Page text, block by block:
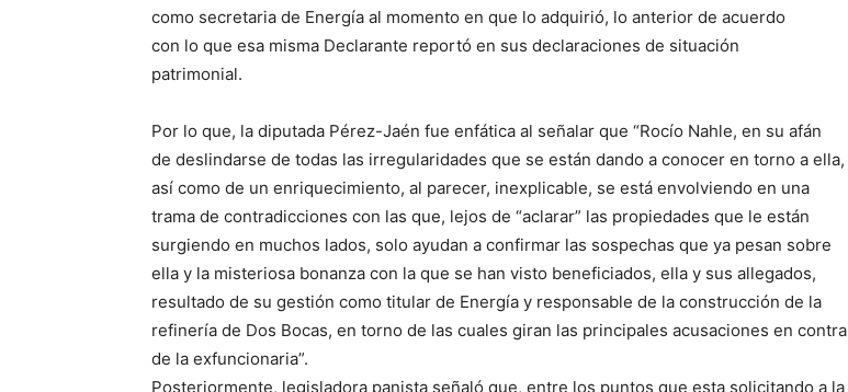
como secretaria de Energía al momento en que lo adquirió, lo anterior de acuerdo
con lo que esa misma Declarante reportó en sus declaraciones de situación
patrimonial.
Por lo que, la diputada Pérez-Jaén fue enfática al señalar que “Rocío Nahle, en su afán
de deslindarse de todas las irregularidades que se están dando a conocer en torno a ella,
así como de un enriquecimiento, al parecer, inexplicable, se está envolviendo en una
trama de contradicciones con las que, lejos de “aclarar” las propiedades que le están
surgiendo en muchos lados, solo ayudan a confirmar las sospechas que ya pesan sobre
ella y la misteriosa bonanza con la que se han visto beneficiados, ella y sus allegados,
resultado de su gestión como titular de Energía y responsable de la construcción de la
refinería de Dos Bocas, en torno de las cuales giran las principales acusaciones en contra
de la exfuncionaria”.
Posteriormente, legisladora panista señaló que, entre los puntos que esta solicitando a la